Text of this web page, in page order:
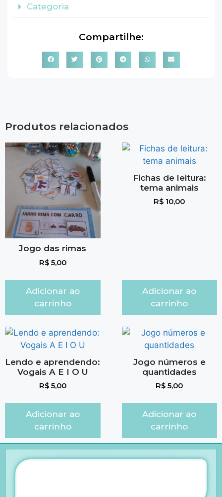
Categoria
Compartilhe:
Produtos relacionados
Jogo das rimas
R$5,00
Adicionar ao
carrinho
Fichas de leitura:
tema animais
R$ 10,00
Adicionar ao
carrinho
Lendo e aprendendo:
Vogais A E I O U
R$5,00
Adicionar ao
carrinho
Jogo números e
quantidades
R$ 5,00
Adicionar ao
carrinho